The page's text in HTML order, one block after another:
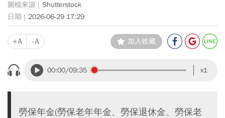
Shutterstock
2026-06-29 17:29
+A -A 加入收藏
00:00/09:35 x1
勞保年金(勞保老年年金、勞保退休金、勞保老